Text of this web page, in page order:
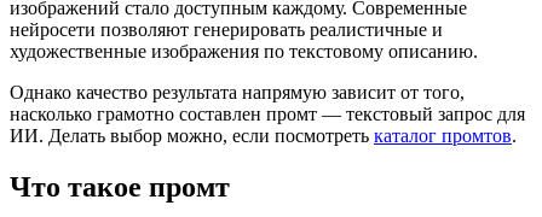
изображений стало доступным каждому. Современные
нейросети позволяют генерировать реалистичные и
художественные изображения по текстовому описанию.
Однако качество результата напрямую зависит от того,
насколько грамотно составлен промт — текстовый запрос для
ИИ. Делать выбор можно, если посмотреть каталог промтов.
Что такое промт